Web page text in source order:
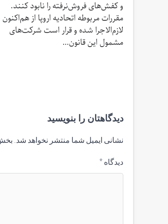
و کفش‌های فروش‌نرفته را نابود کنند.
مقررات مربوطه اتحادیه اروپا از هم‌اکنون
لازم‌الاجرا شده و قرار است شرکت‌های
مشمول این قانون…
دیدگاهتان را بنویسید
نشانی ایمیل شما منتشر نخواهد شد.
دیدگاه *